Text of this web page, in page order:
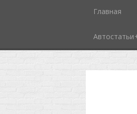
Главная
Автостатьи